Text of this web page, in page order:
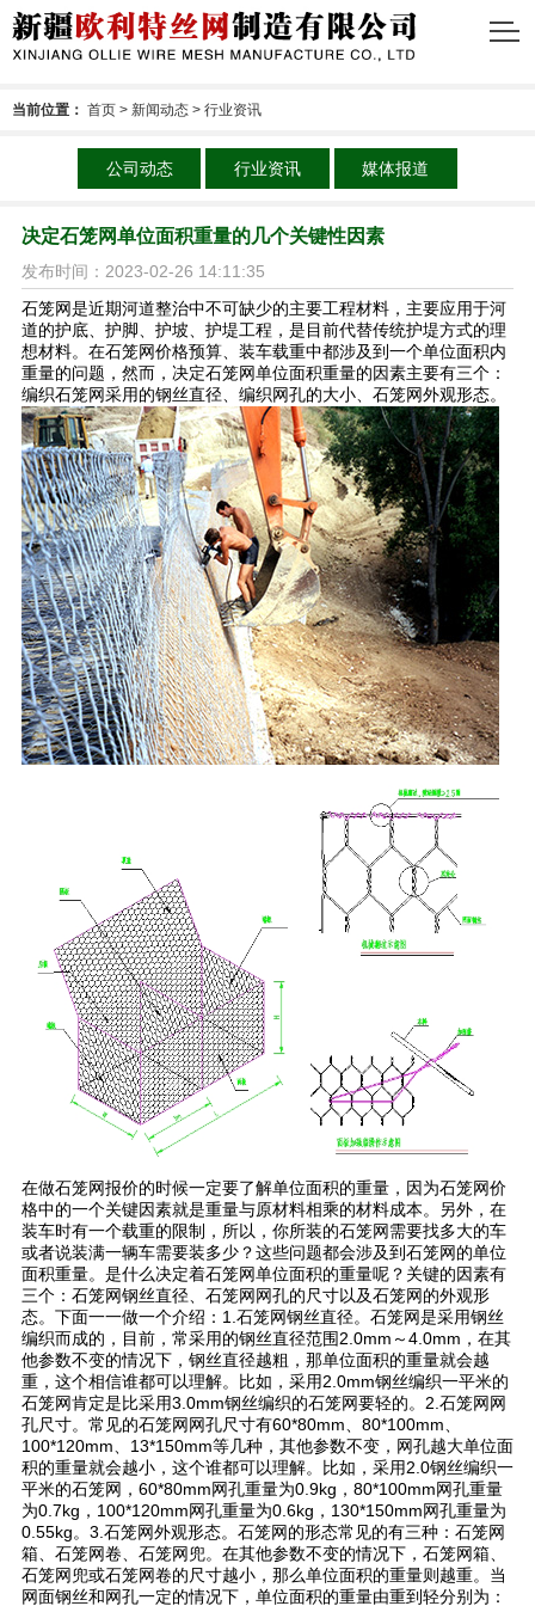
当前位置： 首页 > 新闻动态 > 行业资讯
公司动态 行业资讯 媒体报道
决定石笼网单位面积重量的几个关键性因素
发布时间：2023-02-26 14:11:35
石笼网是近期河道整治中不可缺少的主要工程材料，主要应用于河
道的护底、护脚、护坡、护堤工程，是目前代替传统护堤方式的理
想材料。在石笼网价格预算、装车载重中都涉及到一个单位面积内
重量的问题，然而，决定石笼网单位面积重量的因素主要有三个：
编织石笼网采用的钢丝直径、编织网孔的大小、石笼网外观形态。
在做石笼网报价的时候一定要了解单位面积的重量，因为石笼网价
格中的一个关键因素就是重量与原材料相乘的材料成本。另外，在
装车时有一个载重的限制，所以，你所装的石笼网需要找多大的车
或者说装满一辆车需要装多少？这些问题都会涉及到石笼网的单位
面积重量。是什么决定着石笼网单位面积的重量呢？关键的因素有
三个：石笼网钢丝直径、石笼网网孔的尺寸以及石笼网的外观形
态。下面一一做一个介绍：1.石笼网钢丝直径。石笼网是采用钢丝
编织而成的，目前，常采用的钢丝直径范围2.0mm～4.0mm，在其
他参数不变的情况下，钢丝直径越粗，那单位面积的重量就会越
重，这个相信谁都可以理解。比如，采用2.0mm钢丝编织一平米的
石笼网肯定是比采用3.0mm钢丝编织的石笼网要轻的。2.石笼网网
孔尺寸。常见的石笼网网孔尺寸有60*80mm、80*100mm、
100*120mm、13*150mm等几种，其他参数不变，网孔越大单位面
积的重量就会越小，这个谁都可以理解。比如，采用2.0钢丝编织一
平米的石笼网，60*80mm网孔重量为0.9kg，80*100mm网孔重量
为0.7kg，100*120mm网孔重量为0.6kg，130*150mm网孔重量为
0.55kg。3.石笼网外观形态。石笼网的形态常见的有三种：石笼网
箱、石笼网卷、石笼网兜。在其他参数不变的情况下，石笼网箱、
石笼网兜或石笼网卷的尺寸越小，那么单位面积的重量则越重。当
网面钢丝和网孔一定的情况下，单位面积的重量由重到轻分别为：